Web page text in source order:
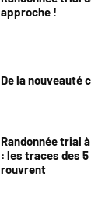
approche !
De la nouveauté
Randonnée trial
: les traces des
rouvrent